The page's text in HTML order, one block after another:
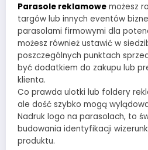
Parasole reklamowe możesz
targów lub innych eventów
parasolami firmowymi dla
możesz również ustawić w
poszczególnych punktach
być dodatkiem do zakupu lub
klienta.
Co prawda ulotki lub foldery
ale dość szybko mogą
Nadruk logo na parasolach, to
budowania identyfikacji
produktu.